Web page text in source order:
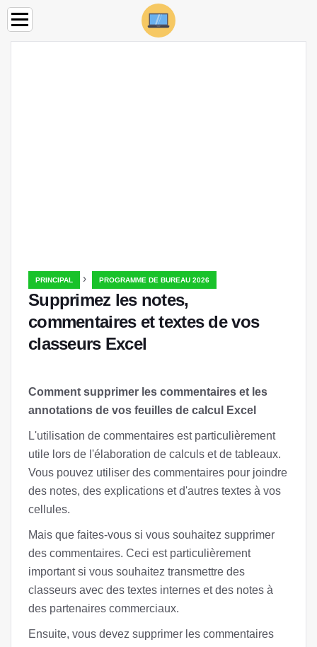
PRINCIPAL › PROGRAMME DE BUREAU 2026
Supprimez les notes,
commentaires et textes de vos
classeurs Excel
Comment supprimer les commentaires et les
annotations de vos feuilles de calcul Excel
L'utilisation de commentaires est particulièrement
utile lors de l'élaboration de calculs et de tableaux.
Vous pouvez utiliser des commentaires pour joindre
des notes, des explications et d'autres textes à vos
cellules.
Mais que faites-vous si vous souhaitez supprimer
des commentaires. Ceci est particulièrement
important si vous souhaitez transmettre des
classeurs avec des textes internes et des notes à
des partenaires commerciaux.
Ensuite, vous devez supprimer les commentaires